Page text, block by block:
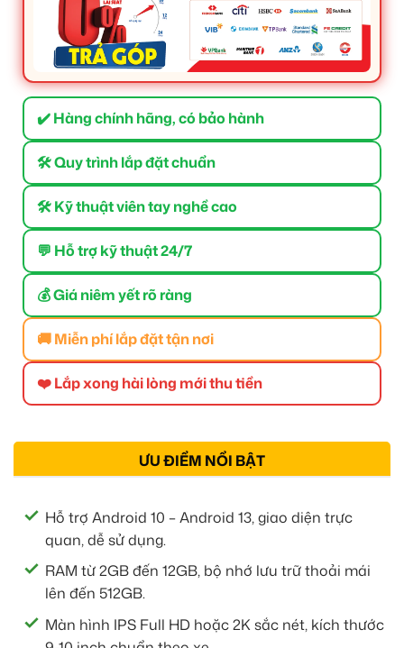
✔️ Hàng chính hãng, có bảo hành
🛠 Quy trình lắp đặt chuẩn
🛠 Kỹ thuật viên tay nghề cao
💬 Hỗ trợ kỹ thuật 24/7
💰 Giá niêm yết rõ ràng
🚚 Miễn phí lắp đặt tận nơi
❤️ Lắp xong hài lòng mới thu tiền
ƯU ĐIỂM NỔI BẬT
Hỗ trợ Android 10 – Android 13, giao diện trực
quan, dễ sử dụng.
RAM từ 2GB đến 12GB, bộ nhớ lưu trữ thoải mái
lên đến 512GB.
Màn hình IPS Full HD hoặc 2K sắc nét, kích thước